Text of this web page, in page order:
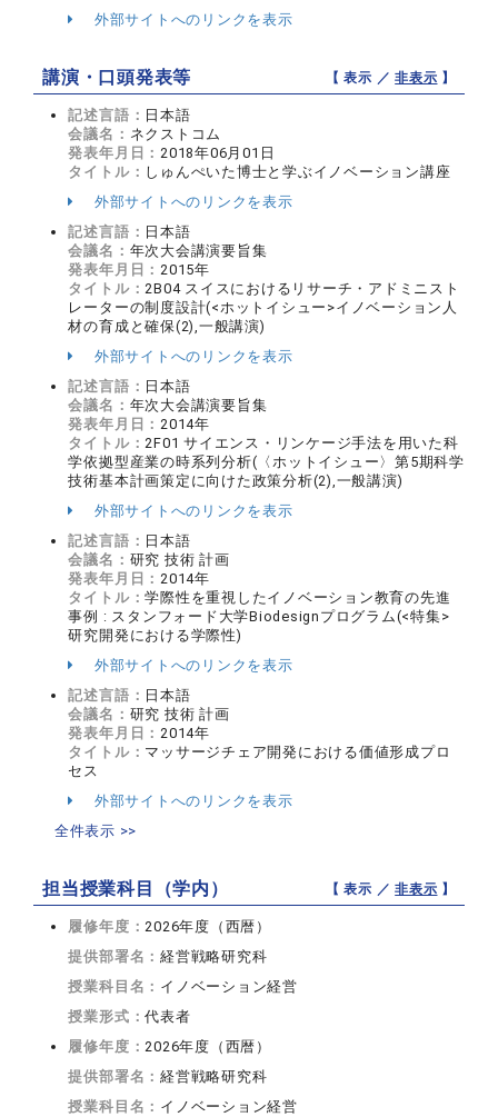
外部サイトへのリンクを表示
講演・口頭発表等 【 表示 ／非表示 】
記述言語： 日本語
会議名： ネクストコム
発表年月日：2018年06月01日
タイトル： しゅんぺいた博士と学ぶイノベーション講座
外部サイトへのリンクを表示
記述言語： 日本語
会議名： 年次大会講演要旨集
発表年月日：2015年
タイトル：2B04 スイスにおけるリサーチ・アドミニスト
レーターの制度設計(<ホットイシュー>イノベーション人
材の育成と確保(2),一般講演)
外部サイトへのリンクを表示
記述言語： 日本語
会議名： 年次大会講演要旨集
発表年月日：2014年
タイトル：2F01 サイエンス・リンケージ手法を用いた科
学依拠型産業の時系列分析(〈ホットイシュー〉第5期科学
技術基本計画策定に向けた政策分析(2),一般講演)
外部サイトへのリンクを表示
記述言語： 日本語
会議名： 研究 技術 計画
発表年月日：2014年
タイトル：学際性を重視したイノベーション教育の先進
事例 : スタンフォード大学Biodesignプログラム(<特集>
研究開発における学際性)
外部サイトへのリンクを表示
記述言語： 日本語
会議名： 研究 技術 計画
発表年月日：2014年
タイトル： マッサージチェア開発における価値形成プロ
セス
外部サイトへのリンクを表示
全件表示 >>
担当授業科目（学内） 【 表示 ／非表示 】
履修年度：2026年度（西暦）
提供部署名：経営戦略研究科
授業科目名： イノベーション経営
授業形式：代表者
履修年度：2026年度（西暦）
提供部署名：経営戦略研究科
授業科目名： イノベーション経営